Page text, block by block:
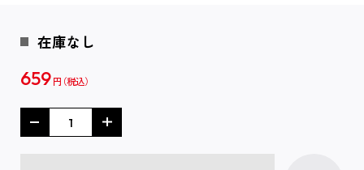
在庫なし
659 円